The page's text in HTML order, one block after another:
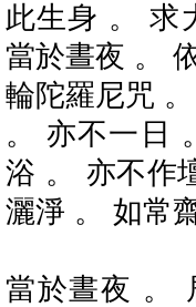
此生身 。 求
當於晝夜 。
輪陀羅尼咒
。 亦不一日
浴 。 亦不作
灑淨 。 如常
當於晝夜 。